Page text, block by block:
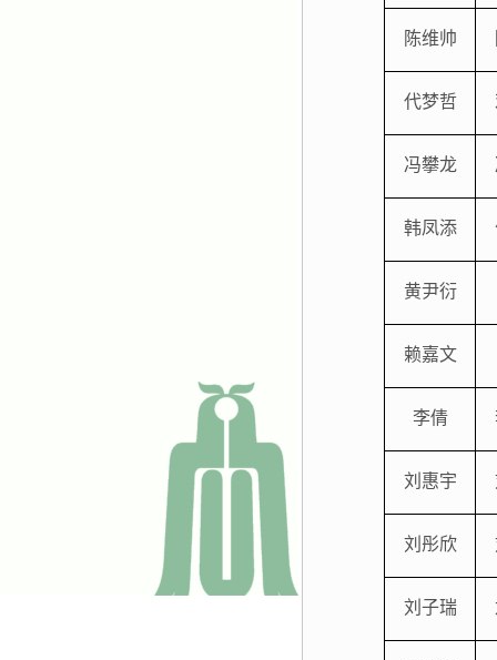
陈维帅
代梦哲
冯攀龙
韩凤添
黄尹衍
赖嘉文
李倩
刘惠宇
刘彤欣
刘子瑞